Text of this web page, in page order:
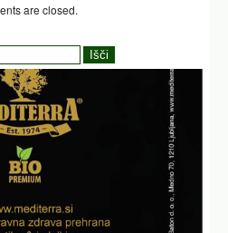
are closed.